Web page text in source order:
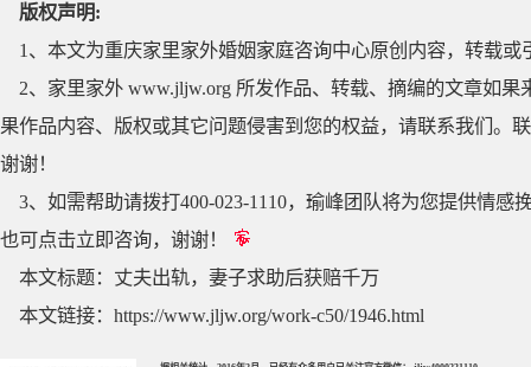
版权声明:
1、本文为重庆家里家外婚姻家庭咨询中心原创内容，转载
2、家里家外 www.jljw.org 所发作品、转载、摘编的文章如
果作品内容、版权或其它问题侵害到您的权益，请联系我们。
谢谢！
3、如需帮助请拨打400-023-1110，瑜峰团队将为您提供情
也可点击立即咨询，谢谢！
本文标题： 丈夫出轨，妻子求助后获赔千万
本文链接： https://www.jljw.org/work-c50/1946.html